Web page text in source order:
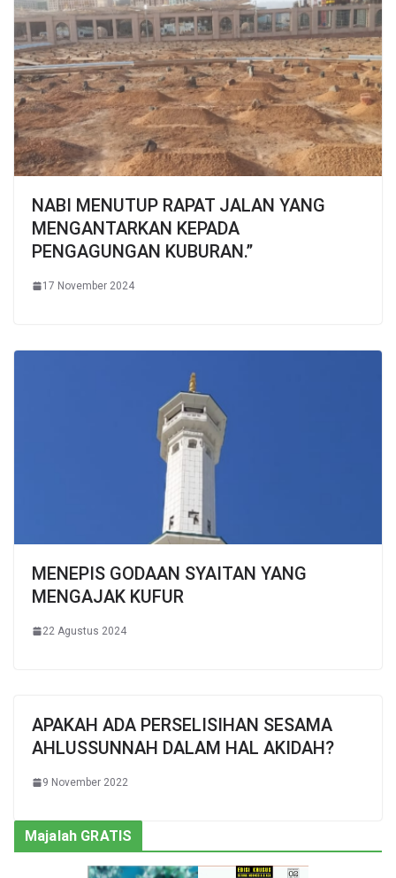
NABI MENUTUP RAPAT JALAN YANG
MENGANTARKAN KEPADA
PENGAGUNGAN KUBURAN.”
17 November 2024
MENEPIS GODAAN SYAITAN YANG
MENGAJAK KUFUR
22 Agustus 2024
APAKAH ADA PERSELISIHAN SESAMA
AHLUSSUNNAH DALAM HAL AKIDAH?
9 November 2022
Majalah GRATIS